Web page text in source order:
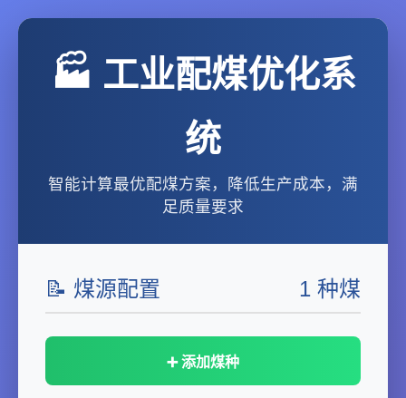
🏭 工业配煤优化系
统
智能计算最优配煤方案，降低生产成本，满
足质量要求
📝 煤源配置 1 种煤
➕ 添加煤种